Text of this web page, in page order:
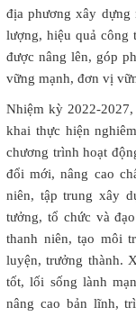
địa phương xây dựng
lượng, hiệu quả công
được nâng lên, góp
vững mạnh, đơn vị
Nhiệm kỳ 2022-
khai thực hiện
chương trình hoạt
đổi mới, nâng cao
niên, tập trung xây
tưởng, tổ chức và
thanh niên, tạo môi
luyện, trưởng thành.
tốt, lối sống lành
nâng cao bản lĩnh,